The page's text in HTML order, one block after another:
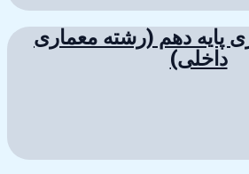
پایه دهم (رشته معماری
داخلی)